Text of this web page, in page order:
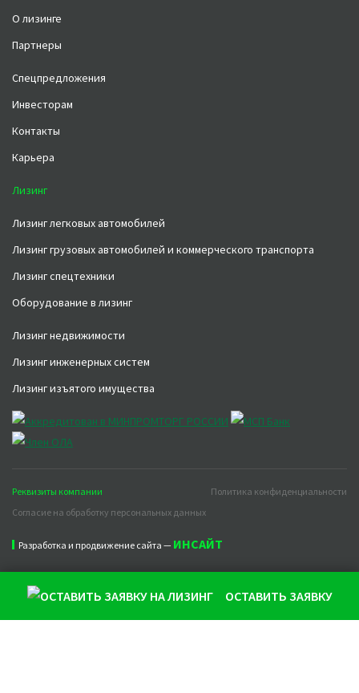
О лизинге
Партнеры
Спецпредложения
Инвесторам
Контакты
Карьера
Лизинг
Лизинг легковых автомобилей
Лизинг грузовых автомобилей и коммерческого транспорта
Лизинг спецтехники
Оборудование в лизинг
Лизинг недвижимости
Лизинг инженерных систем
Лизинг изъятого имущества
Реквизиты компании
Политика конфиденциальности
Согласие на обработку персональных данных
Разработка и продвижение сайта — ИНСАЙТ
ОСТАВИТЬ ЗАЯВКУ